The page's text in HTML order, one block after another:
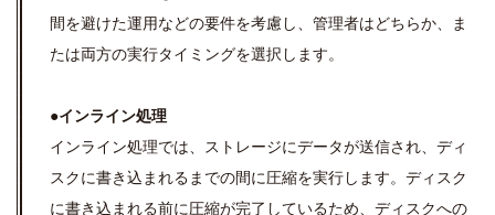
間を避けた運用などの要件を考慮し、管理者はどちらか、ま
たは両方の実行タイミングを選択します。
●インライン処理
インライン処理では、ストレージにデータが送信され、ディ
スクに書き込まれるまでの間に圧縮を実行します。ディスク
に書き込まれる前に圧縮が完了しているため、ディスクへの